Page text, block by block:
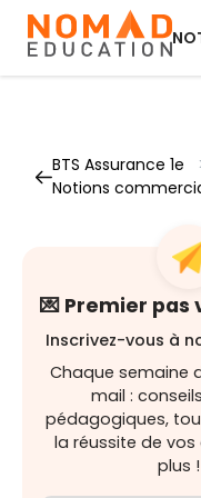
BTS Assurance 1e
Notions
💌 Premier pas
Inscrivez-vous à
Chaque semaine
mail :
pédagogiques,
la réussite de
plus